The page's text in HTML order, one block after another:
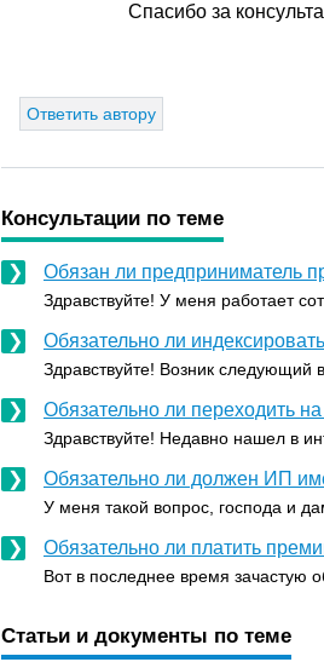
Спасибо за
Ответить автору
Консультации по теме
Обязан ли предприниматель
Здравствуйте! У меня работает
Обязательно ли
Здравствуйте! Возник следующий
Обязательно ли переходить
Здравствуйте! Недавно нашел в
Обязательно ли должен ИП
У меня такой вопрос, господа и
Обязательно ли платить
Вот в последнее время зачастую
Статьи и документы по теме